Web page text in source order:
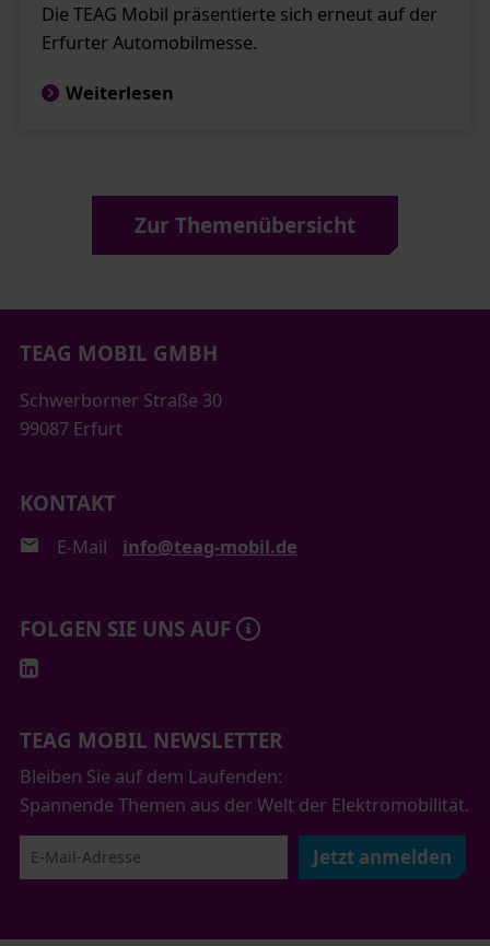
Die TEAG Mobil präsentierte sich erneut auf der
Erfurter Automobilmesse.
Weiterlesen
Zur Themenübersicht
TEAG MOBIL GMBH
Schwerborner Straße 30
99087 Erfurt
KONTAKT
E-Mail info@teag-mobil.de
FOLGEN SIE UNS AUF
TEAG MOBIL NEWSLETTER
Bleiben Sie auf dem Laufenden:
Spannende Themen aus der Welt der Elektromobilität.
Jetzt anmelden